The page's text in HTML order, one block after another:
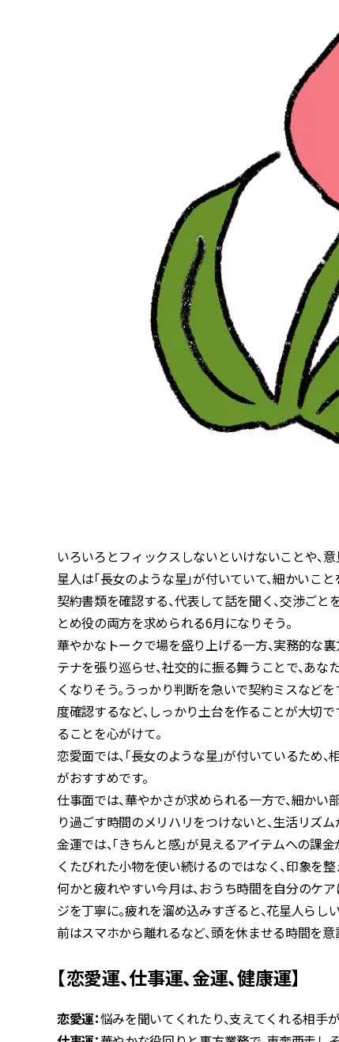
いろいろとフィックスしないといけないことや、
星人は「長女のような星」が付いていて、細かいこ
契約書類を確認する、代表して話を聞く、交渉ご
とめ役の両方を求められる6月になりそう。
華やかなトークで場を盛り上げる一方、実務的な
テナを張り巡らせ、社交的に振る舞うことで、あ
くなりそう。うっかり判断を急いで契約ミスなど
度確認するなど、しっかり土台を作ることが大切で
ることを心がけて。
恋愛面では、「長女のような星」が付いているため
がおすすめです。
仕事面では、華やかさが求められる一方で、細かい
り過ごす時間のメリハリをつけないと、生活リズ
金運では、「きちんと感」が見えるアイテムへの課
くたびれた小物を使い続けるのではなく、印象を
何かと疲れやすい今月は、おうち時間を自分のケ
ジを丁寧に。疲れを溜め込みすぎると、花星人ら
前はスマホから離れるなど、頭を休ませる時間を意
【恋愛運、仕事運、金運、健康運】
恋愛運：悩みを聞いてくれたり、支えてくれる相手